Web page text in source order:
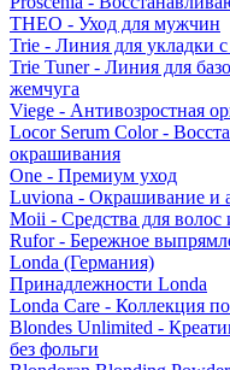
THEO - Уход для мужчин
Trie - Линия для укладки
Trie Tuner - Линия для
жемчуга
Viege - Антивозростная
Locor Serum Color -
окрашивания
One - Премиум уход
Luviona - Окрашивание и
Moii - Средства для волос
Rufor - Бережное
Londa (Германия)
Принадлежности Londa
Londa Care - Коллекция
Blondes Unlimited -
без фольги